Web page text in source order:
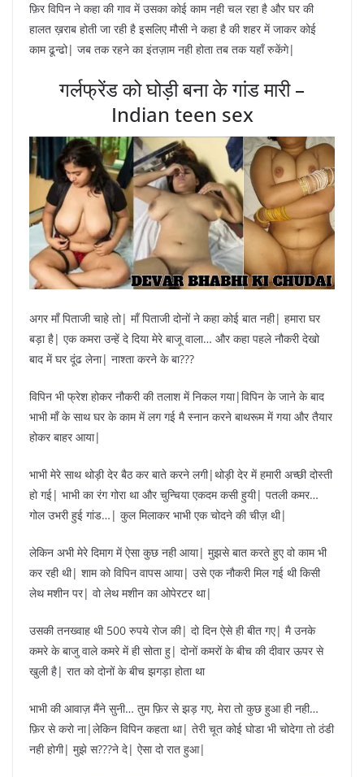
फ़िर विपिन ने कहा की गाव में उसका कोई काम नही चल रहा है और घर की
हालत ख़राब होती जा रही है इसलिए मौसी ने कहा है की शहर में जाकर कोई
काम ढून्ढो| जब तक रहने का इंतज़ाम नही होता तब तक यहाँ रुकेंगे|
गर्लफ्रेंड को घोड़ी बना के गांड मारी –
Indian teen sex
अगर माँ पिताजी चाहे तो| माँ पिताजी दोनों ने कहा कोई बात नही| हमारा घर
बड़ा है| एक कमरा उन्हें दे दिया मेरे बाजू वाला… और कहा पहले नौकरी देखो
बाद में घर दूंढ लेना| नाश्ता करने के बा???
विपिन भी फ्रेश होकर नौकरी की तलाश में निकल गया|विपिन के जाने के बाद
भाभी माँ के साथ घर के काम में लग गई मै स्नान करने बाथरूम में गया और तैयार
होकर बाहर आया|
भाभी मेरे साथ थोड़ी देर बैठ कर बाते करने लगी|थोड़ी देर में हमारी अच्छी दोस्ती
हो गई| भाभी का रंग गोरा था और चुन्चिया एकदम कसी हुयी| पतली कमर…
गोल उभरी हुई गांड…| कुल मिलाकर भाभी एक चोदने की चीज़ थी|
लेकिन अभी मेरे दिमाग में ऐसा कुछ नही आया| मुझसे बात करते हुए वो काम भी
कर रही थी| शाम को विपिन वापस आया| उसे एक नौकरी मिल गई थी किसी
लेथ मशीन पर| वो लेथ मशीन का ओपेरटर था|
उसकी तनख्वाह थी 500 रुपये रोज की| दो दिन ऐसे ही बीत गए| मै उनके
कमरे के बाजु वाले कमरे में ही सोता हु| दोनों कमरों के बीच की दीवार ऊपर से
खुली है| रात को दोनों के बीच झगड़ा होता था
भाभी की आवाज़ मैंने सुनी… तुम फ़िर से झड़ गए, मेरा तो कुछ हुआ ही नही…
फ़िर से करो ना|लेकिन विपिन कहता था| तेरी चूत कोई घोडा भी चोदेगा तो ठंडी
नही होगी| मुझे स???ने दे| ऐसा दो रात हुआ|